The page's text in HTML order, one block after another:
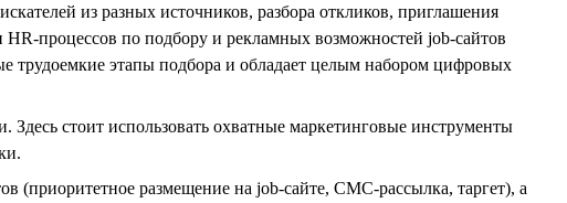
из разных источников, разбора откликов, приглашения
процессов по подбору и рекламных возможностей job-сайтов
трудоемкие этапы подбора и обладает целым набором цифровых
стоит использовать охватные маркетинговые инструменты
(приоритетное размещение на job-сайте, СМС-рассылка, таргет), а